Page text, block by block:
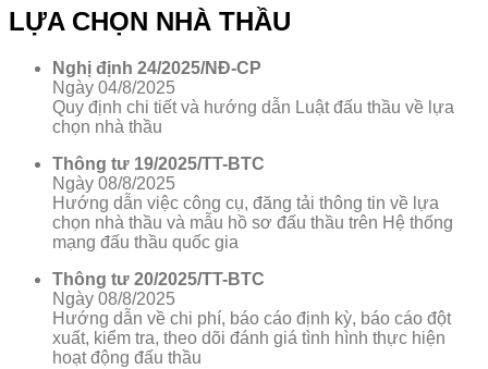
LỰA CHỌN NHÀ THẦU
Nghị định 24/2025/NĐ-CP
Ngày 04/8/2025
Quy định chi tiết và hướng dẫn Luật đấu thầu về lựa
chọn nhà thầu
Thông tư 19/2025/TT-BTC
Ngày 08/8/2025
Hướng dẫn việc công cụ, đăng tải thông tin về lựa
chọn nhà thầu và mẫu hồ sơ đấu thầu trên Hệ thống
mạng đấu thầu quốc gia
Thông tư 20/2025/TT-BTC
Ngày 08/8/2025
Hướng dẫn về chi phí, báo cáo định kỳ, báo cáo đột
xuất, kiểm tra, theo dõi đánh giá tình hình thực hiện
hoạt động đấu thầu